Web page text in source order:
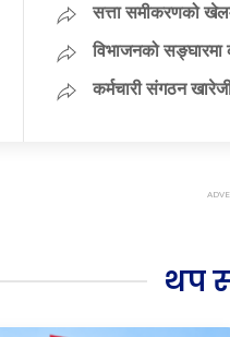
सत्ता समीकरणको
विभाजनको सङ्घारमा
कर्मचारी संगठन
थप